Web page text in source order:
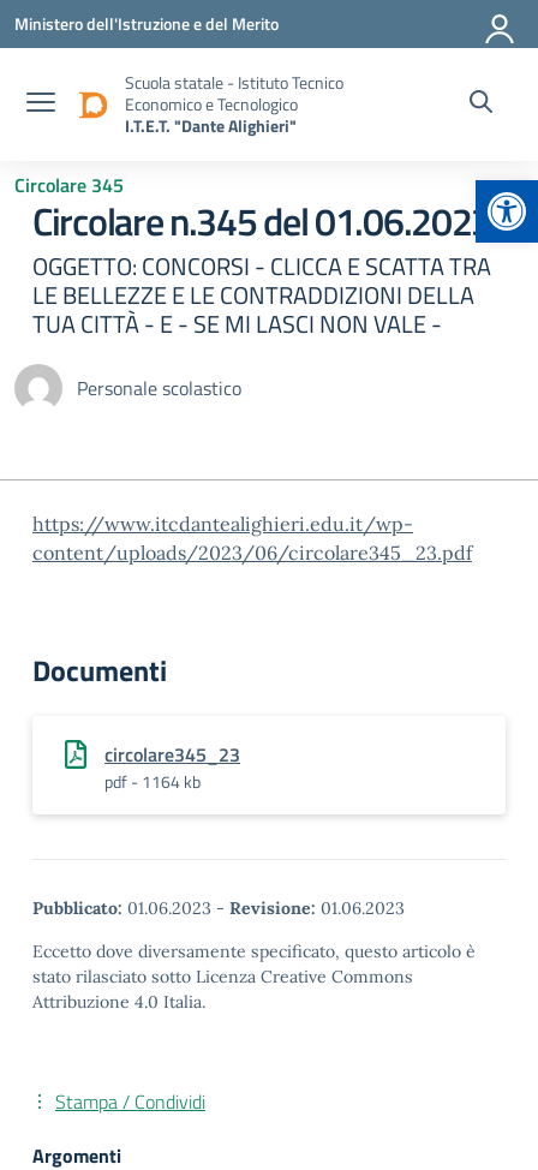
Vai ai contenuti
Vai al menu di navigazione
Vai al footer
Ministero dell'Istruzione e del Merito
Scuola statale - Istituto Tecnico
Economico e Tecnologico
I.T.E.T. "Dante Alighieri"
Circolare 345
Circolare n.345 del 01.06.2023
OGGETTO: CONCORSI - CLICCA E SCATTA TRA
LE BELLEZZE E LE CONTRADDIZIONI DELLA
TUA CITTÀ - E - SE MI LASCI NON VALE -
Personale scolastico
https://www.itcdantealighieri.edu.it/wp-
content/uploads/2023/06/circolare345_23.pdf
Documenti
circolare345_23
pdf - 1164 kb
Pubblicato: 01.06.2023 - Revisione: 01.06.2023
Eccetto dove diversamente specificato, questo articolo è
stato rilasciato sotto Licenza Creative Commons
Attribuzione 4.0 Italia.
Stampa / Condividi
Argomenti